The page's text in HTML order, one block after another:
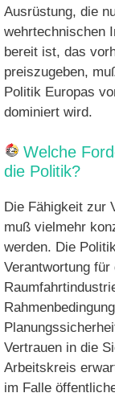
Ausrüstung, die
wehrtechnischen
bereit ist, das
preiszugeben,
Politik Europas
dominiert wird.
Welche
die Politik?
Die Fähigkeit zur
muß vielmehr
werden. Die
Verantwortung
Vertrauen in die
Arbeitskreis
im Falle